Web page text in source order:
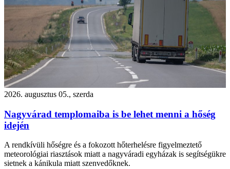
2026. augusztus 05., szerda
Nagyvárad templomaiba is be lehet menni a hőség
idején
A rendkívüli hőségre és a fokozott hőterhelésre figyelmeztető
meteorológiai riasztások miatt a nagyváradi egyházak is segítségükre
sietnek a kánikula miatt szenvedőknek.